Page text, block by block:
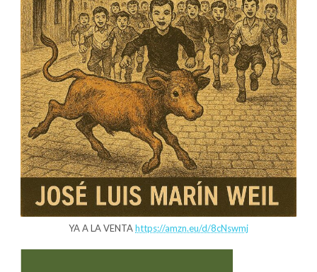
YA A LA VENTAhttps://amzn.eu/d/8cNswmj